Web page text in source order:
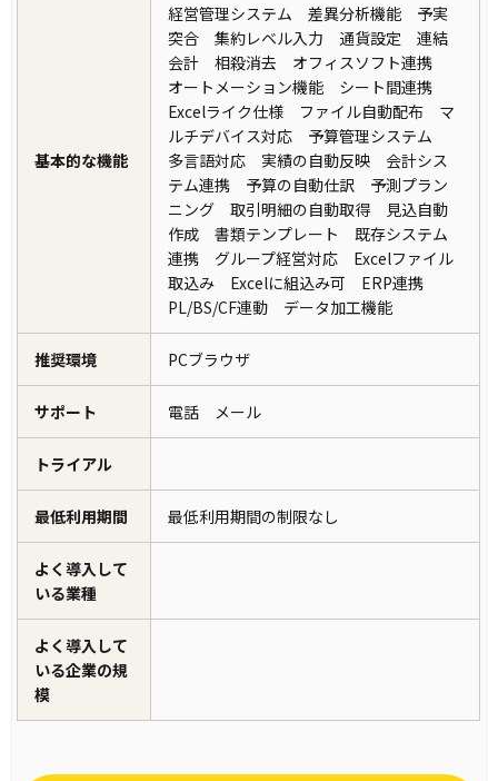
基本的な機能
経営管理システム 差異分析機能 予実
突合 集約レベル入力 通貨設定 連結
会計 相殺消去 オフィスソフト連携
オートメーション機能 シート間連携
Excelライク仕様 ファイル自動配布 マ
ルチデバイス対応 予算管理システム
多言語対応 実績の自動反映 会計シス
テム連携 予算の自動仕訳 予測プラン
ニング 取引明細の自動取得 見込自動
作成 書類テンプレート 既存システム
連携 グループ経営対応 Excelファイル
取込み Excelに組込み可 ERP連携
PL/BS/CF連動 データ加工機能
推奨環境 PCブラウザ
サポート 電話 メール
トライアル
最低利用期間 最低利用期間の制限なし
よく導入して
いる業種
よく導入して
いる企業の規
模